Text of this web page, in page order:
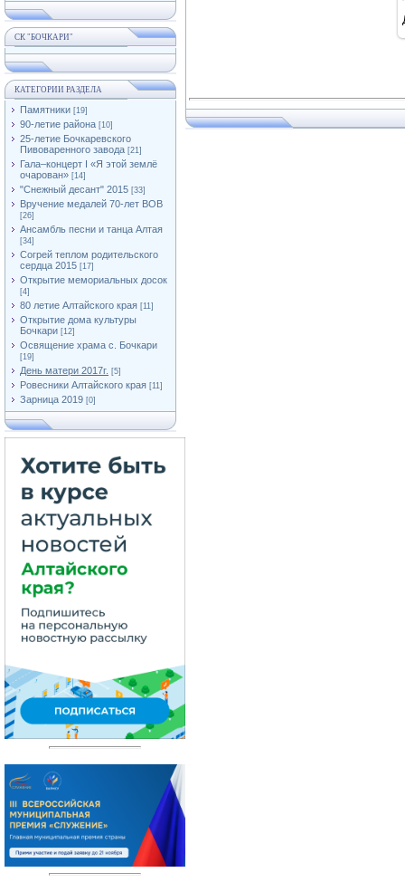
СК "БОЧКАРИ"
КАТЕГОРИИ РАЗДЕЛА
Памятники [19]
90-летие района [10]
25-летие Бочкаревского
Пивоваренного завода [21]
Гала–концерт I «Я этой землё
очарован» [14]
"Снежный десант" 2015 [33]
Вручение медалей 70-лет ВОВ
[26]
Ансамбль песни и танца Алтая
[34]
Согрей теплом родительского
сердца 2015 [17]
Открытие мемориальных досок
[4]
80 летие Алтайского края [11]
Открытие дома культуры
Бочкари [12]
Освящение храма с. Бочкари
[19]
День матери 2017г. [5]
Ровесники Алтайского края [11]
Зарница 2019 [0]